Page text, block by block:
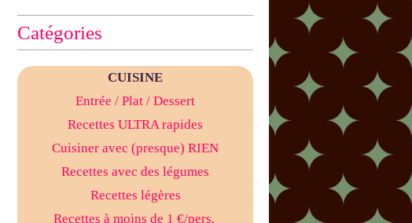
Catégories
CUISINE
Entrée / Plat / Dessert
Recettes ULTRA rapides
Cuisiner avec (presque) RIEN
Recettes avec des légumes
Recettes légères
Recettes à moins de 1 €/pers.